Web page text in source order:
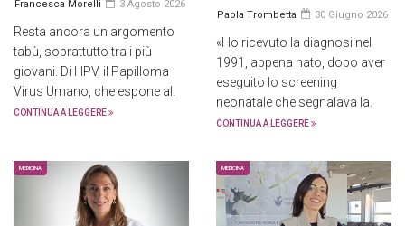
n
Francesca Morelli 3 Agosto 2026
Resta ancora un argomento
tabù, soprattutto tra i più
giovani. Di HPV, il Papilloma
Virus Umano, che espone al.
CONTINUA A LEGGERE
Paola Trombetta 30 Giugno 2026
«Ho ricevuto la diagnosi nel
1991, appena nato, dopo aver
eseguito lo screening
neonatale che segnalava la.
CONTINUA A LEGGERE
MEDICINA MEDICINA